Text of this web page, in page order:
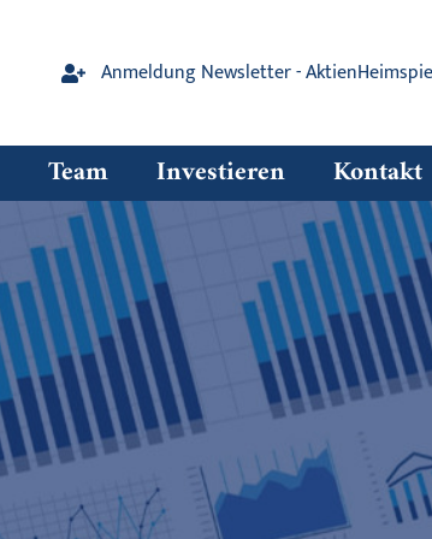
Anmeldung Newsletter -
Team Investieren Kontakt